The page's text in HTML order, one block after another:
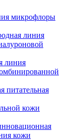
микрофлоры
линия
линия
питательная
кожи
кожи